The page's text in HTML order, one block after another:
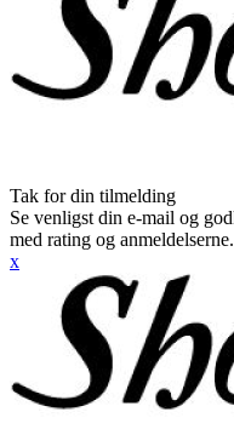
Tak for din tilmelding
Se venligst din e-mail og
med rating og anmeldelserne.
x